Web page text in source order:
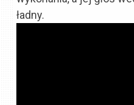
ładny.